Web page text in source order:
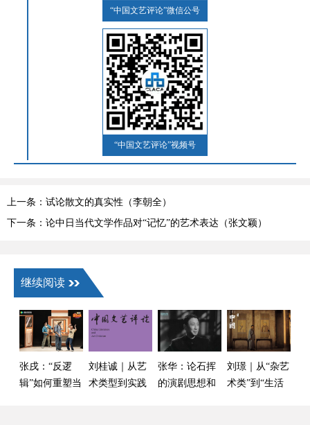
“中国文艺评论”微信公号
“中国文艺评论”视频号
上一条：试论散文的真实性（李朝全）
下一条：论中日当代文学作品对“记忆”的艺术表达（张文颖）
继续阅读
张戌：“反逻
辑”如何重塑当
刘桂诚｜从艺
术类型到实践
张华：论石挥
的演剧思想和
刘璟｜从“杂艺
术类”到“生活